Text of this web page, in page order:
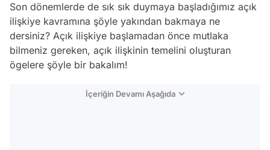
Son dönemlerde de sık sık duymaya başladığımız açık
ilişkiye kavramına şöyle yakından bakmaya ne
dersiniz? Açık ilişkiye başlamadan önce mutlaka
bilmeniz gereken, açık ilişkinin temelini oluşturan
ögelere şöyle bir bakalım!
İçeriğin Devamı Aşağıda